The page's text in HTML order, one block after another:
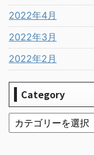
2022年4月
2022年3月
2022年2月
Category